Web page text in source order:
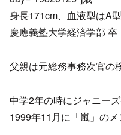
身長171cm、血液型はA型
慶應義塾大学経済学部 卒
父親は元総務事務次官の
中学2年の時にジャニー
1999年11月に「嵐」の